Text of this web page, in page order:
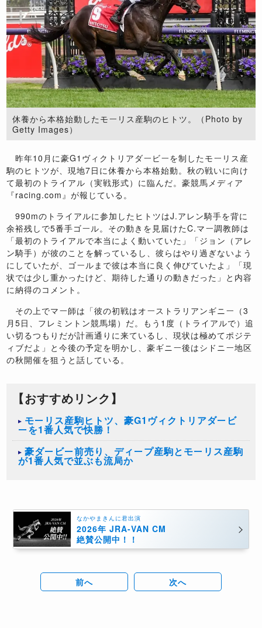
休養から本格始動したモーリス産駒のヒトツ。（Photo by
Getty Images）
昨年10月に豪G1ヴィクトリアダービーを制したモーリス産
駒のヒトツが、現地7日に休養から本格始動。秋の戦いに向け
て最初のトライアル（実戦形式）に臨んだ。豪競馬メディア
『racing.com』が報じている。
990mのトライアルに参加したヒトツはJ.アレン騎手を背に
余裕残しで5番手ゴール。その動きを見届けたC.マー調教師は
「最初のトライアルで本当によく動いていた」「ジョン（アレ
ン騎手）が彼のことを解っているし、彼らはやり過ぎないよう
にしていたが、ゴールまで彼は本当に良く伸びていたよ」「現
状では少し重かったけど、期待した通りの動きだった」と内容
に納得のコメント。
その上でマー師は「彼の初戦はオーストラリアンギニー（3
月5日、フレミントン競馬場）だ。もう1度（トライアルで）追
い切るつもりだが計画通りに来ているし、現状は極めてポジテ
ィブだよ」と今後の予定を明かし、豪ギニー後はシドニー地区
の秋開催を狙うと話している。
【おすすめリンク】
モーリス産駒ヒトツ、豪G1ヴィクトリアダービ
ーを1番人気で快勝！
豪ダービー前売り、ディープ産駒とモーリス産駒
が1番人気で並ぶも流局か
なかやまきんに君出演
2026年 JRA-VAN CM
絶賛公開中！！
前へ 次へ